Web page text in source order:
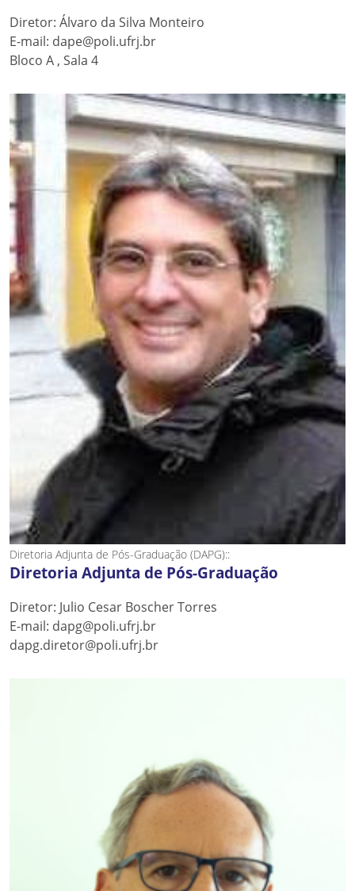
Diretor: Álvaro da Silva Monteiro
E-mail: dape@poli.ufrj.br
Bloco A , Sala 4
Diretoria Adjunta de Pós-Graduação (DAPG)::
Diretoria Adjunta de Pós-Graduação
Diretor: Julio Cesar Boscher Torres
E-mail: dapg@poli.ufrj.br
dapg.diretor@poli.ufrj.br